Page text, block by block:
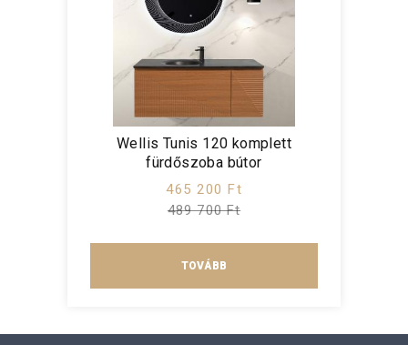
Wellis Tunis 120 komplett
fürdőszoba bútor
465 200 Ft
489 700 Ft
TOVÁBB